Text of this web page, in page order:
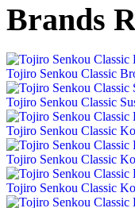
Brands
Tojiro Senkou Classic
Tojiro Senkou Classic
Tojiro Senkou Classic
Tojiro Senkou Classic
Tojiro Senkou Classic